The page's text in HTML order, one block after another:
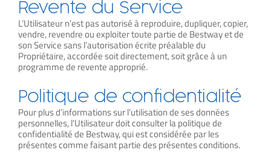
Revente du Service
L’Utilisateur n’est pas autorisé à reproduire, dupliquer, copier,
vendre, revendre ou exploiter toute partie de Bestway et de
son Service sans l’autorisation écrite préalable du
Propriétaire, accordée soit directement, soit grâce à un
programme de revente approprié.
Politique de confidentialité
Pour plus d’informations sur l’utilisation de ses données
personnelles, l’Utilisateur doit consulter la politique de
confidentialité de Bestway, qui est considérée par les
présentes comme faisant partie des présentes conditions.